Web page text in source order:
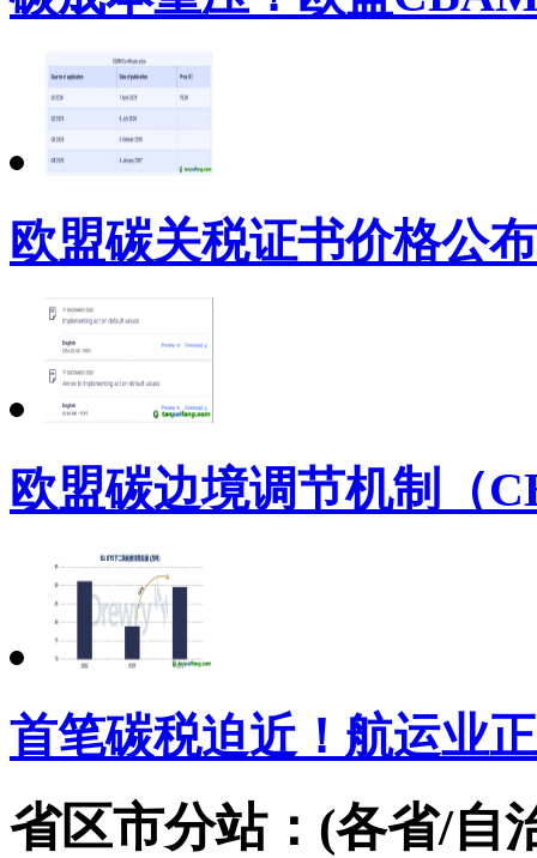
欧盟碳关税证书价格公
欧盟碳边境调节机制（
首笔碳税迫近！航运业
省区市分站：(各省/自